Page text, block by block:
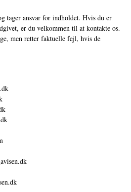
tager ansvar for indholdet. Hvis du er
er du velkommen til at kontakte os.
men retter faktuelle fejl, hvis de